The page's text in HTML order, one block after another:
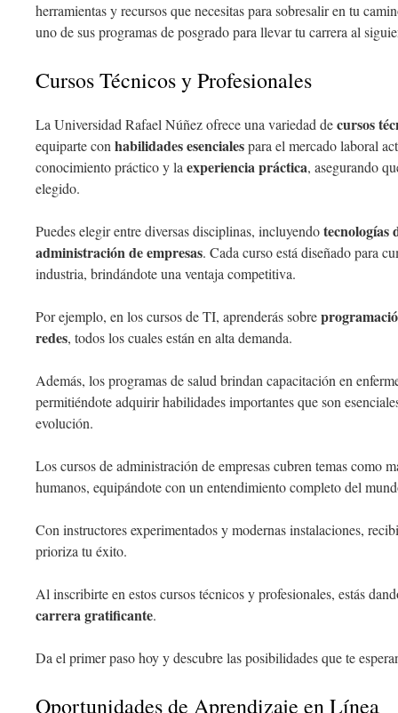
herramientas y recursos que necesitas para sobresalir en tu
uno de sus programas de posgrado para llevar tu carrera al
Cursos Técnicos y Profesionales
La Universidad Rafael Núñez ofrece una variedad decursos
equiparte con habilidades esencialespara el mercado laboral
conocimiento práctico y la experiencia práctica, asegurando
elegido.
Puedes elegir entre diversas disciplinas, incluyendotecnologías
administración de empresas. Cada curso está diseñado para
industria, brindándote una ventaja competitiva.
Por ejemplo, en los cursos de TI, aprenderás sobre
redes, todos los cuales están en alta demanda.
Además, los programas de salud brindan capacitación en
permitiéndote adquirir habilidades importantes que son
evolución.
Los cursos de administración de empresas cubren temas como
humanos, equipándote con un entendimiento completo del
Con instructores experimentados y modernas instalaciones,
prioriza tu éxito.
Al inscribirte en estos cursos técnicos y profesionales, estás
carrera gratificante.
Da el primer paso hoy y descubre las posibilidades que te
Oportunidades de Aprendizaje en Línea